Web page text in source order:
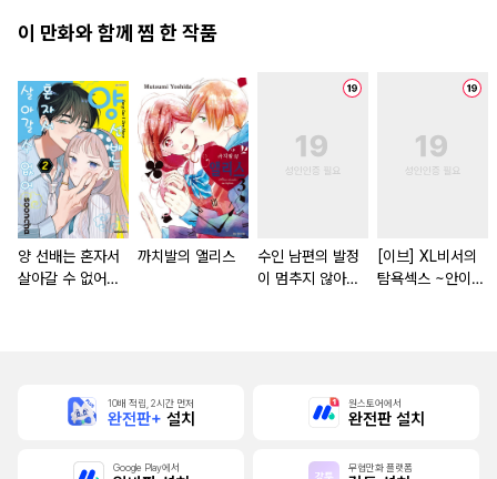
이 만화와 함께 찜 한 작품
양 선배는 혼자서
살아갈 수 없어
까치발의 앨리스
수인 남편의 발정
이 멈추지 않아
[이브] XL비서의
탐욕섹스 ~안이
10배 적립, 2시간 먼저
완전판+ 설치
원스토어에서
완전판 설치
Google Play에서 무협만화 플랫폼